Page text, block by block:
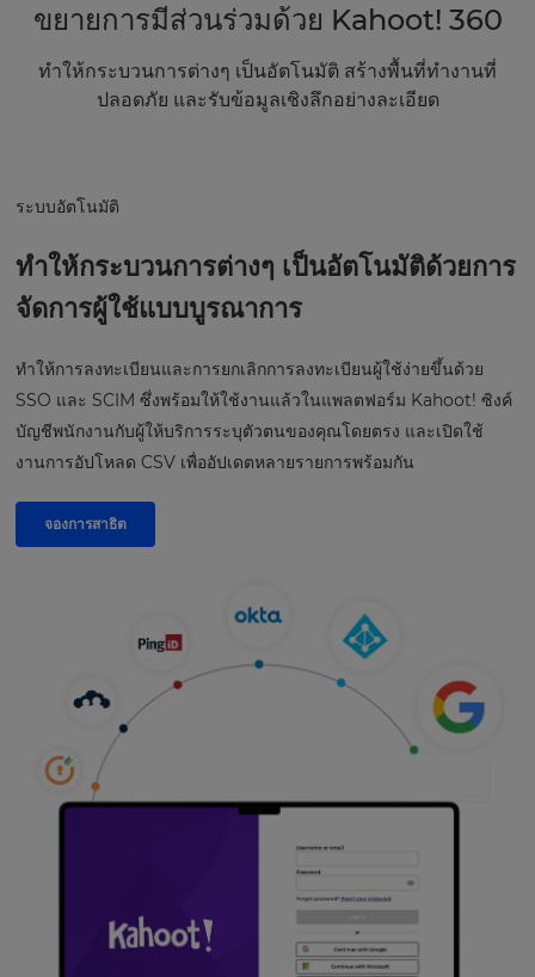
ขยายการมีส่วนร่วมด้วย Kahoot! 360
ทำให้กระบวนการต่างๆ เป็นอัตโนมัติ สร้างพื้นที่ทำงานที่
ปลอดภัย และรับข้อมูลเชิงลึกอย่างละเอียด
ระบบอัตโนมัติ
ทำให้กระบวนการต่างๆ เป็นอัตโนมัติด้วยการ
จัดการผู้ใช้แบบบูรณาการ
ทำให้การลงทะเบียนและการยกเลิกการลงทะเบียนผู้ใช้ง่ายขึ้นด้วย
SSO และ SCIM ซึ่งพร้อมให้ใช้งานแล้วในแพลตฟอร์ม Kahoot! ซิงค์
บัญชีพนักงานกับผู้ให้บริการระบุตัวตนของคุณโดยตรง และเปิดใช้
งานการอัปโหลด CSV เพื่ออัปเดตหลายรายการพร้อมกัน
จองการสาธิต